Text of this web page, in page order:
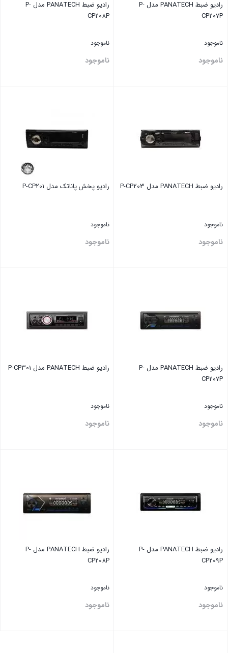
رادیو ضبط PANATECH مدل P-
CP207P
ناموجود
ناموجود
رادیو ضبط PANATECH مدل P-
CP208P
ناموجود
ناموجود
رادیو ضبط PANATECH مدل P-CP203
ناموجود
ناموجود
رادیو پخش پاناتک مدل P-CP201
ناموجود
ناموجود
رادیو ضبط PANATECH مدل P-
CP207P
ناموجود
ناموجود
رادیو ضبط PANATECH مدل P-CP301
ناموجود
ناموجود
رادیو ضبط PANATECH مدل P-
CP209P
ناموجود
ناموجود
رادیو ضبط PANATECH مدل P-
CP208P
ناموجود
ناموجود